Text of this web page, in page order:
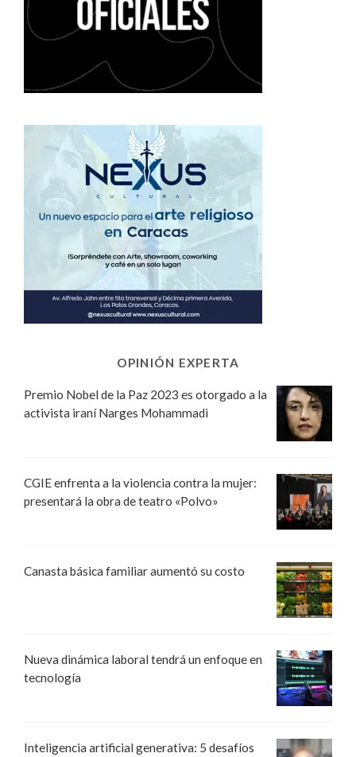
OPINIÓN EXPERTA
Premio Nobel de la Paz 2023 es otorgado a la
activista iraní Narges Mohammadi
CGIE enfrenta a la violencia contra la mujer:
presentará la obra de teatro «Polvo»
Canasta básica familiar aumentó su costo
Nueva dinámica laboral tendrá un enfoque en
tecnología
Inteligencia artificial generativa: 5 desafíos